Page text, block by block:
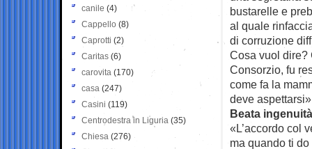
bustarelle e
al quale
di corruzione
Cosa vuol dire?
Consorzio, fu
come fa la
deve
Beata
«L’accordo col
ma quando ti
canile (4)
Cappello (8)
Caprotti (2)
Caritas (6)
carovita (170)
casa (247)
Casini (119)
Centrodestra in Liguria (35)
Chiesa (276)